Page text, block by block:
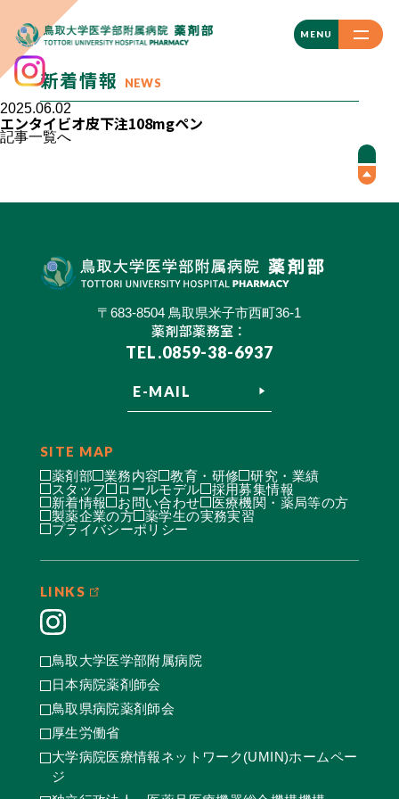
MENU
CLOSE
新着情報 NEWS
2025.06.02
エンタイビオ皮下注108mgペン
記事一覧へ
〒683-8504 鳥取県米子市西町36-1
薬剤部薬務室：
TEL.0859-38-6937
E-MAIL
SITE MAP
薬剤部 業務内容 教育・研修
研究・業績
スタッフ
ロールモデル
採用募集情報
新着情報
お問い合わせ
医療機関・薬局等の方
製薬企業の方
薬学生の実務実習
プライバシーポリシー
LINKS
鳥取大学医学部附属病院
日本病院薬剤師会
鳥取県病院薬剤師会
厚生労働省
大学病院医療情報ネットワーク(UMIN)ホームペー
ジ